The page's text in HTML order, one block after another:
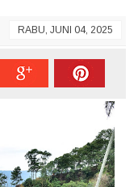
RABU, JUNI 04, 2025